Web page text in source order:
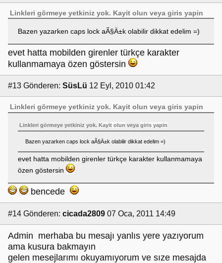
Linkleri görmeye yetkiniz yok. Kayit olun veyagiris yapin
Bazen yazarken caps lock aÃ§Ä±k olabilir dikkat edelim =)
evet hatta mobilden girenler türkçe karakter
kullanmamaya özen göstersin
#13 Gönderen: SüsLü 12 Eyl, 2010 01:42
Linkleri görmeye yetkiniz yok. Kayit olun veyagiris yapin
Linkleri görmeye yetkiniz yok. Kayit olun veyagiris yapin
Bazen yazarken caps lock aÃ§Ä±k olabilir dikkat edelim =)
evet hatta mobilden girenler türkçe karakter kullanmamaya
özen göstersin
bencede
#14 Gönderen: cicada2809 07 Oca, 2011 14:49
Admin merhaba bu mesajı yanlıs yere yazıyorum
ama kusura bakmayın
gelen mesejlarımı okuyamıyorum ve sıze mesajda